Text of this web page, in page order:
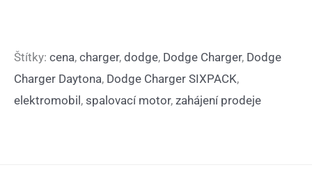
Štítky: cena, charger, dodge, Dodge Charger, Dodge
Charger Daytona, Dodge Charger SIXPACK,
elektromobil, spalovací motor, zahájení prodeje